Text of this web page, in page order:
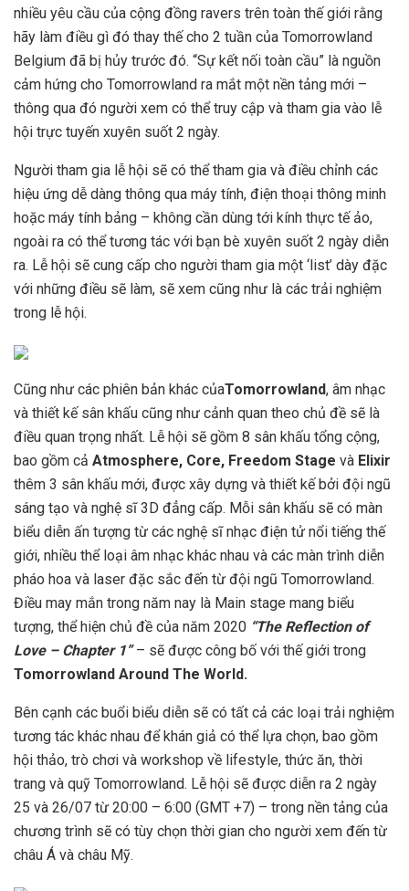
nhiều yêu cầu của cộng đồng ravers trên toàn thế giới rằng
hãy làm điều gì đó thay thế cho 2 tuần của Tomorrowland
Belgium đã bị hủy trước đó. “Sự kết nối toàn cầu” là nguồn
cảm hứng cho Tomorrowland ra mắt một nền tảng mới –
thông qua đó người xem có thể truy cập và tham gia vào lễ
hội trực tuyến xuyên suốt 2 ngày.
Người tham gia lễ hội sẽ có thể tham gia và điều chỉnh các
hiệu ứng dễ dàng thông qua máy tính, điện thoại thông minh
hoặc máy tính bảng – không cần dùng tới kính thực tế ảo,
ngoài ra có thể tương tác với bạn bè xuyên suốt 2 ngày diễn
ra. Lễ hội sẽ cung cấp cho người tham gia một ‘list’ dày đặc
với những điều sẽ làm, sẽ xem cũng như là các trải nghiệm
trong lễ hội.
Cũng như các phiên bản khác củaTomorrowland, âm nhạc
và thiết kế sân khấu cũng như cảnh quan theo chủ đề sẽ là
điều quan trọng nhất. Lễ hội sẽ gồm 8 sân khấu tổng cộng,
bao gồm cả Atmosphere, Core, Freedom Stage và Elixir
thêm 3 sân khấu mới, được xây dựng và thiết kế bởi đội ngũ
sáng tạo và nghệ sĩ 3D đẳng cấp. Mỗi sân khấu sẽ có màn
biểu diễn ấn tượng từ các nghệ sĩ nhạc điện tử nổi tiếng thế
giới, nhiều thể loại âm nhạc khác nhau và các màn trình diễn
pháo hoa và laser đặc sắc đến từ đội ngũ Tomorrowland.
Điều may mắn trong năm nay là Main stage mang biểu
tượng, thể hiện chủ đề của năm 2020 “The Reflection of
Love – Chapter 1”– sẽ được công bố với thế giới trong
Tomorrowland Around The World.
Bên cạnh các buổi biểu diễn sẽ có tất cả các loại trải nghiệm
tương tác khác nhau để khán giả có thể lựa chọn, bao gồm
hội thảo, trò chơi và workshop về lifestyle, thức ăn, thời
trang và quỹ Tomorrowland. Lễ hội sẽ được diễn ra 2 ngày
25 và 26/07 từ 20:00 – 6:00 (GMT +7) – trong nền tảng của
chương trình sẽ có tùy chọn thời gian cho người xem đến từ
châu Á và châu Mỹ.